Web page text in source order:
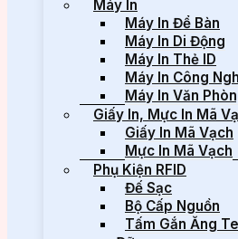
Máy In
Máy In Để Bàn
Máy In Di Động
Máy In Thẻ ID
Máy In Công
Máy In Văn
Giấy In, Mực In Mã
Giấy In Mã Vạch
Mực In Mã Vạch
Phụ Kiện RFID
Đế Sạc
Bộ Cấp Nguồn
Tấm Gắn Ăng